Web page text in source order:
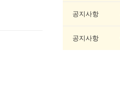
공지사항
공지사항